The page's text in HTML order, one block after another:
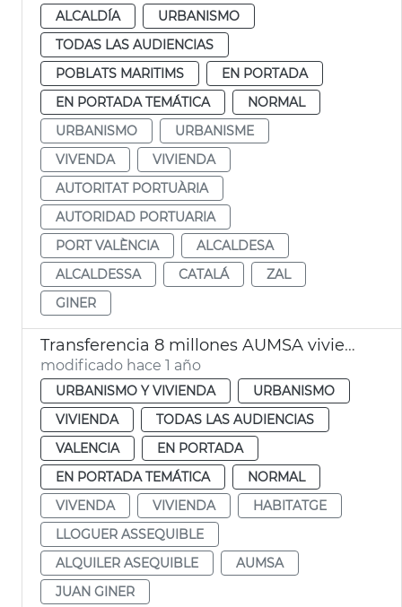
ALCALDÍA
URBANISMO
TODAS LAS AUDIENCIAS
POBLATS MARITIMS
EN PORTADA
EN PORTADA TEMÁTICA
NORMAL
URBANISMO
URBANISME
VIVENDA
VIVIENDA
AUTORITAT PORTUÀRIA
AUTORIDAD PORTUARIA
PORT VALÈNCIA
ALCALDESA
ALCALDESSA
CATALÁ
ZAL
GINER
Transferencia 8 millones AUMSA viviendas alquiler asequible
modificado hace 1 año
URBANISMO Y VIVIENDA
URBANISMO
VIVIENDA
TODAS LAS AUDIENCIAS
VALENCIA
EN PORTADA
EN PORTADA TEMÁTICA
NORMAL
VIVENDA
VIVIENDA
HABITATGE
LLOGUER ASSEQUIBLE
ALQUILER ASEQUIBLE
AUMSA
JUAN GINER